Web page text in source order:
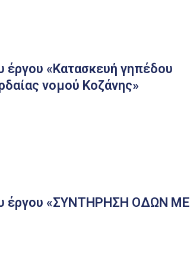
έργου «Κατασκευή γηπέδου
νομού Κοζάνης»
έργου «ΣΥΝΤΗΡΗΣΗ ΟΔΩΝ ΜΕ